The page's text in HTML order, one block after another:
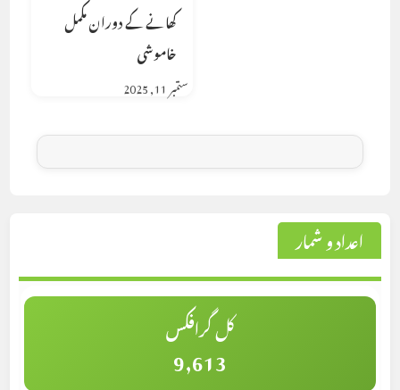
کھانے کے دوران مکمل
خاموشی
ستمبر 11, 2025
اعداد و شمار
کل گرافکس
9,613